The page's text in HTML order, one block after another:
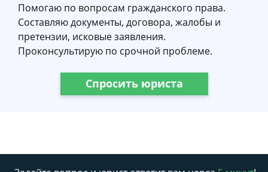
Помогаю по вопросам гражданского права.
Составляю документы, договора, жалобы и
претензии, исковые заявления.
Проконсультирую по срочной проблеме.
Спросить юриста